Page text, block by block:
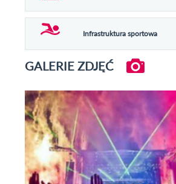
Infrastruktura sportowa
GALERIE ZDJĘĆ